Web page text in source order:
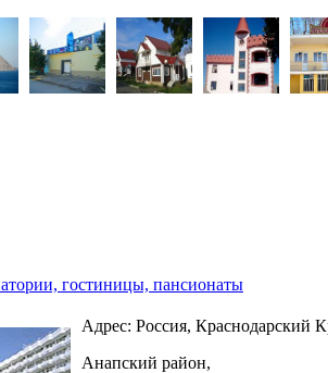
гостиницы, пансионаты
Адрес: Россия, Краснодарский
Анапский район,